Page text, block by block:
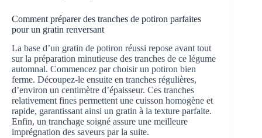
Comment préparer des tranches de potiron parfaites
pour un gratin renversant
La base d’un gratin de potiron réussi repose avant tout
sur la préparation minutieuse des tranches de ce légume
automnal. Commencez par choisir un potiron bien
ferme. Découpez-le ensuite en tranches régulières,
d’environ un centimètre d’épaisseur. Ces tranches
relativement fines permettent une cuisson homogène et
rapide, garantissant ainsi un gratin à la texture parfaite.
Enfin, un tranchage soigné assure une meilleure
imprégnation des saveurs par la suite.